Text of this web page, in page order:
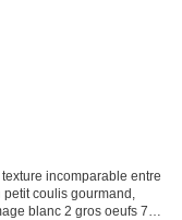
incomparable entre
coulis gourmand,
blanc 2 gros oeufs 75g